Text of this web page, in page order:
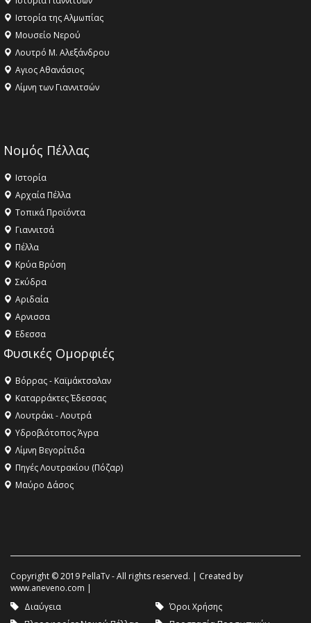
Ιστορία της Αλμωπίας
Μουσείο Νερού
Λουτρό Μ. Αλεξάνδρου
Αγιος Αθανάσιος
Λίμνη των Γιαννιτσών
Νομός Πέλλας
Ιστορία
Αρχαία Πέλλα
Τοπικά Προϊόντα
Γιαννιτσά
Πέλλα
Κρύα Βρύση
Σκύδρα
Αριδαία
Aρνισσα
Eδεσσα
Φυσικές Ομορφιές
Βόρρας - Καϊμάκτσαλαν
Καταρράκτες Έδεσσας
Λουτράκι - Λουτρά
Υδροβιότοπος Άγρα
Λίμνη Βεγορίτιδα
Πηγές Λουτρακίου (Πόζαρ)
Μαύρο Δάσος
Copyright © 2019 PellaTv - All rights reserved. | Created by
www.aneveno.com |
Διαύγεια
Όροι Χρήσης